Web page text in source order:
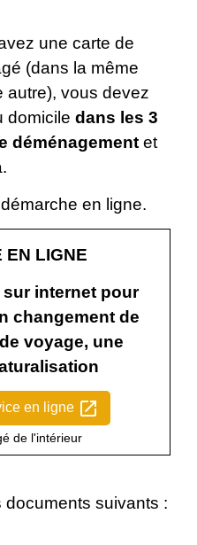
une carte de
(dans la même
autre), vous devez
domicile dans les 3
déménagement et
en ligne.
EN LIGNE
sur internet pour
changement de
voyage, une
en ligne open_in_new
de l'intérieur
suivants :